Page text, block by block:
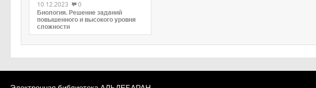
10.12.2023
0
Биология. Решение заданий
повышенного и высокого уровня
сложности